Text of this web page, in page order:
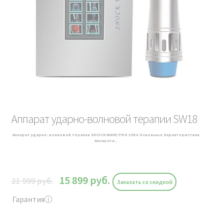
Аппарат ударно-волновой терапии SW18
Аппарат ударно-волновой терапии SHOCK WAVE PRO 2024 Основные Характеристики
Аппарата…
21 999руб. 15 899 руб. Заказать со скидкой
Гарантияⓘ